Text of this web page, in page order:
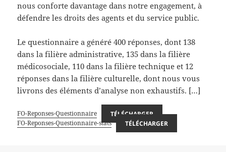
nous conforte davantage dans notre engagement, à
défendre les droits des agents et du service public.
Le questionnaire a généré 400 réponses, dont 138
dans la filière administrative, 135 dans la filière
médicosociale, 110 dans la filière technique et 12
réponses dans la filière culturelle, dont nous vous
livrons des éléments d’analyse non exhaustifs. […]
FO-Reponses-Questionnaire
TÉLÉCHARGER
FO-Reponses-Questionnaire-stats
TÉLÉCHARGER